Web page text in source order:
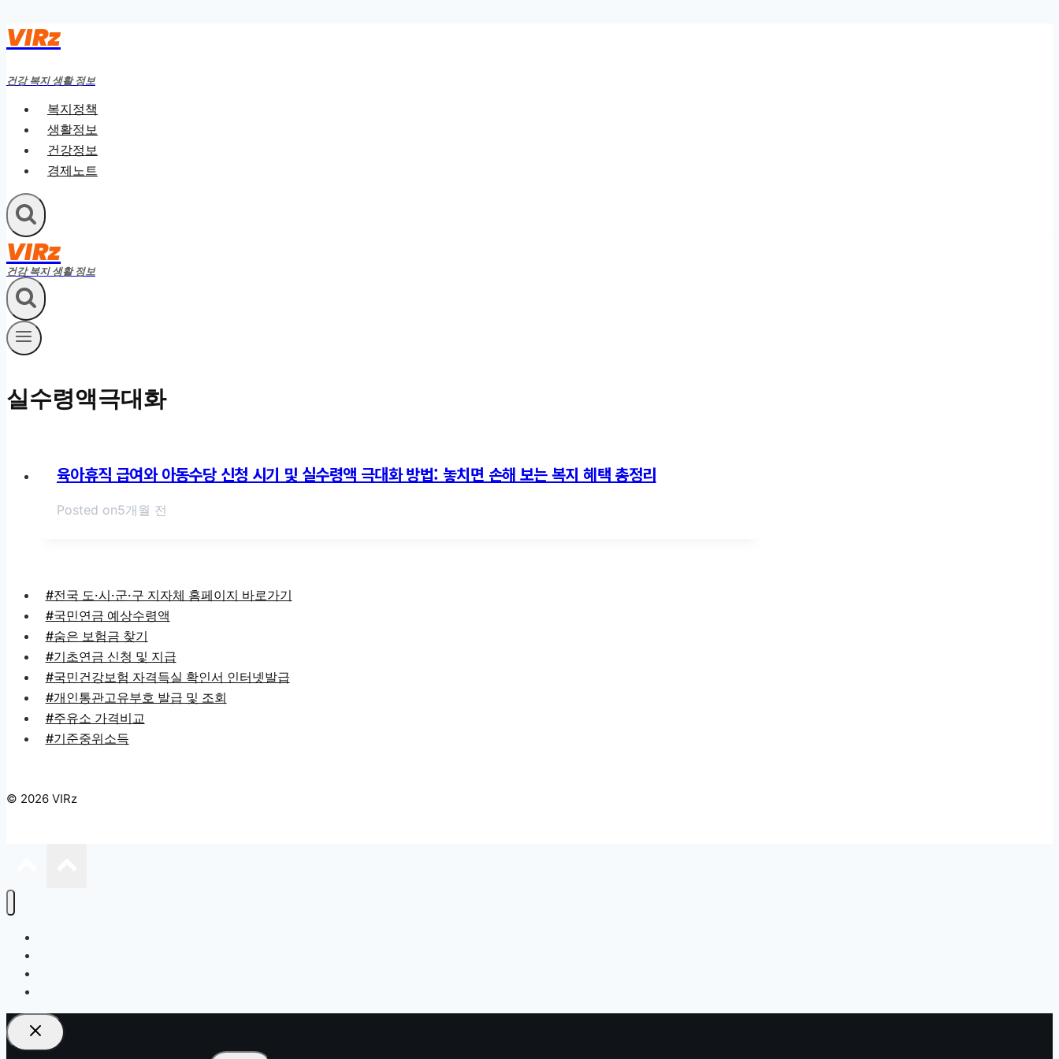
Skip
to
content
VIRz
건강 복지 생활 정보
복지정책
생활정보
건강정보
경제노트
VIRz
건강 복지 생활 정보
실수령액극대화
육아휴직 급여와 아동수당 신청 시기 및 실수령액 극대화 방법: 놓치면 손해 보는 복지 혜택 총정리
Posted on5개월 전
#전국 도·시·군·구 지자체 홈페이지 바로가기
#국민연금 예상수령액
#숨은 보험금 찾기
#기초연금 신청 및 지급
#국민건강보험 자격득실 확인서 인터넷발급
#개인통관고유부호 발급 및 조회
#주유소 가격비교
#기준중위소득
© 2026 VIRz